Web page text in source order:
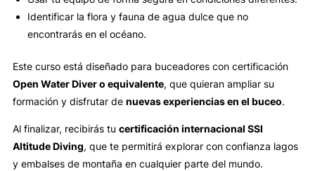
Identificar la flora y fauna de agua dulce que no
encontrarás en el océano.
Este curso está diseñado para buceadores con certificación
Open Water Diver o equivalente, que quieran ampliar su
formación y disfrutar de nuevas experiencias en el buceo.
Al finalizar, recibirás tu certificación internacional SSI
Altitude Diving, que te permitirá explorar con confianza lagos
y embalses de montaña en cualquier parte del mundo.